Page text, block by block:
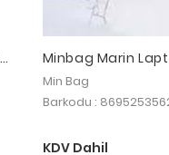
Minbag Marin
inç
Min Bag
Barkodu :
KDV Dahil